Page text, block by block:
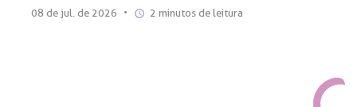
08 de jul. de 2026 • 2 minutos de leitura